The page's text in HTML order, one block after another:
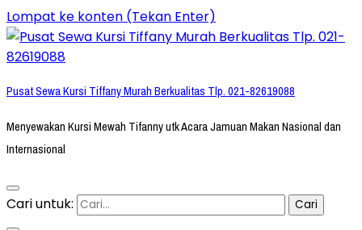
Lompat ke konten (Tekan Enter)
Pusat Sewa Kursi Tiffany Murah Berkualitas Tlp. 021-82619088
Menyewakan Kursi Mewah Tifanny utk Acara Jamuan Makan Nasional dan
Internasional
Cari untuk: